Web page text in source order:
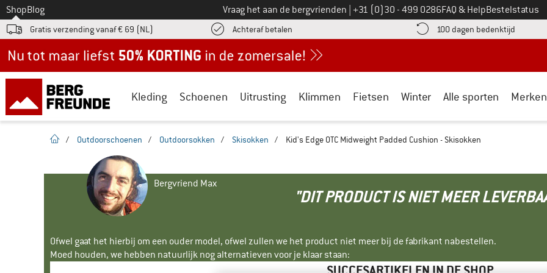
Naar
ShopBlog Vraag het aan de bergvrienden Bel ons op
+31 (0)30 - 499 0286FAQ & HelpBestelstatus
Gratis verzending vanaf € 69 (NL) Achteraf betalen vind de betalingsinformatie hier! Opent in een infovak
100 dagen bedenktijd Vind
Kleding Schoenen Uitrusting Klimmen Fietsen Winter Alle sporten Merken
Startpagina
/ Outdoorschoenen / Outdoorsokken / Skisokken / Kid's Edge OTC Midweight Padded Cushion - Skisokken
Bergvriend Max
"DIT PRODUCT IS NIET MEER
Ofwel gaat het hierbij om een ouder model, ofwel zullen we het product niet meer bij de fabrikant nabestellen.
Moed houden, we hebben natuurlijk nog alternatieven voor je klaar staan: